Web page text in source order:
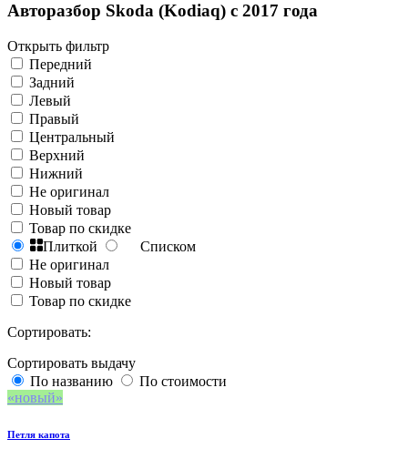
Авторазбор Skoda (Kodiaq) с 2017 года
Открыть фильтр
Передний
Задний
Левый
Правый
Центральный
Верхний
Нижний
Не оригинал
Новый товар
Товар по скидке
Плиткой
Списком
Не оригинал
Новый товар
Товар по скидке
Сортировать:
Сортировать выдачу
По названию
По стоимости
новый
Петля капота